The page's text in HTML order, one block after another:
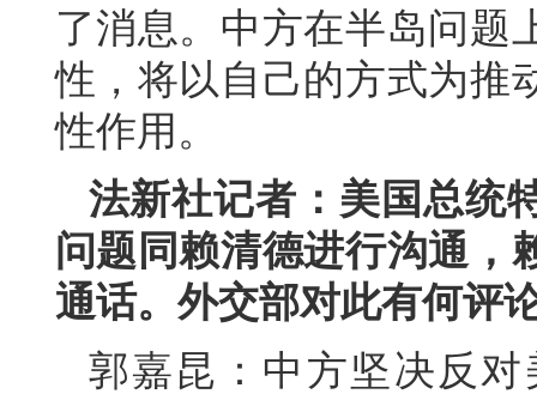
了消息。中方在半岛问题
性，将以自己的方式为推
性作用。
法新社记者：美国总统
问题同赖清德进行沟通，
通话。外交部对此有何评
郭嘉昆：中方坚决反